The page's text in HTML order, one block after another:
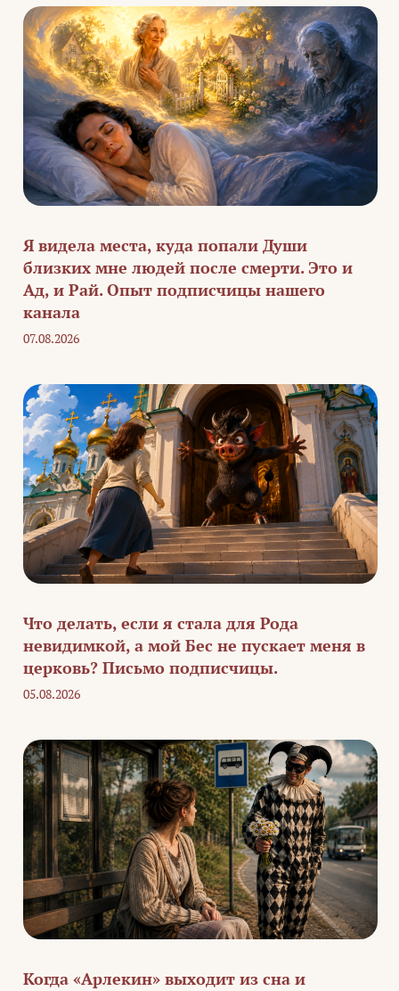
Я видела места, куда попали Души
близких мне людей после смерти. Это и
Ад, и Рай. Опыт подписчицы нашего
канала
07.08.2026
Что делать, если я стала для Рода
невидимкой, а мой Бес не пускает меня в
церковь? Письмо подписчицы.
05.08.2026
Когда «Арлекин» выходит из сна и